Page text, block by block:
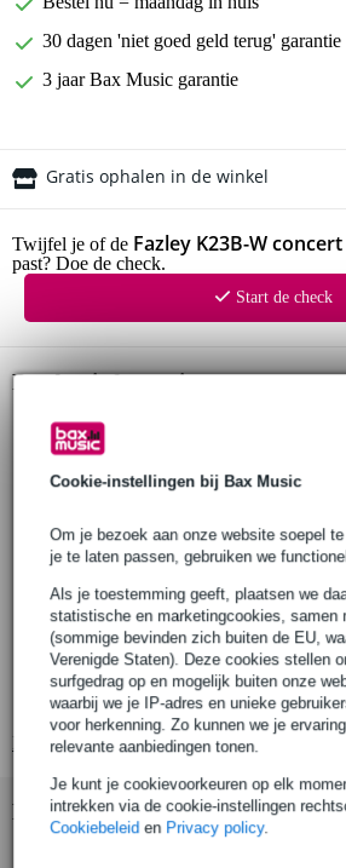
Cookie-instellingen bij Bax Music
Om je bezoek aan onze website soepel
je te laten passen, gebruiken we
Als je toestemming geeft, plaatsen we
statistische en marketingcookies, samen
(sommige bevinden zich buiten de EU,
Verenigde Staten). Deze cookies stellen
surfgedrag op en mogelijk buiten onze
waarbij we je IP-adres en unieke
voor herkenning. Zo kunnen we je
relevante aanbiedingen tonen.
Je kunt je cookievoorkeuren op elk
intrekken via de cookie-instellingen
Cookiebeleid en Privacy policy.
30 dagen 'niet goed geld terug' garantie
3 jaar Bax Music garantie
Gratis ophalen in de winkel
Twijfel je of de Fazley K23B-W
past? Doe de check.
Start de check
Productinformatie
Fazley ukelele
model: K23-W
kleur: zwart (black)
materiaal: linde (basswood)
afwerking: hoogglans
formaat: concert
verbinding: gelijmd
materiaal: linde (basswood)
afwerking: hoogglans
Bekijk alle productspecificaties
Bekijk ook eens (2)